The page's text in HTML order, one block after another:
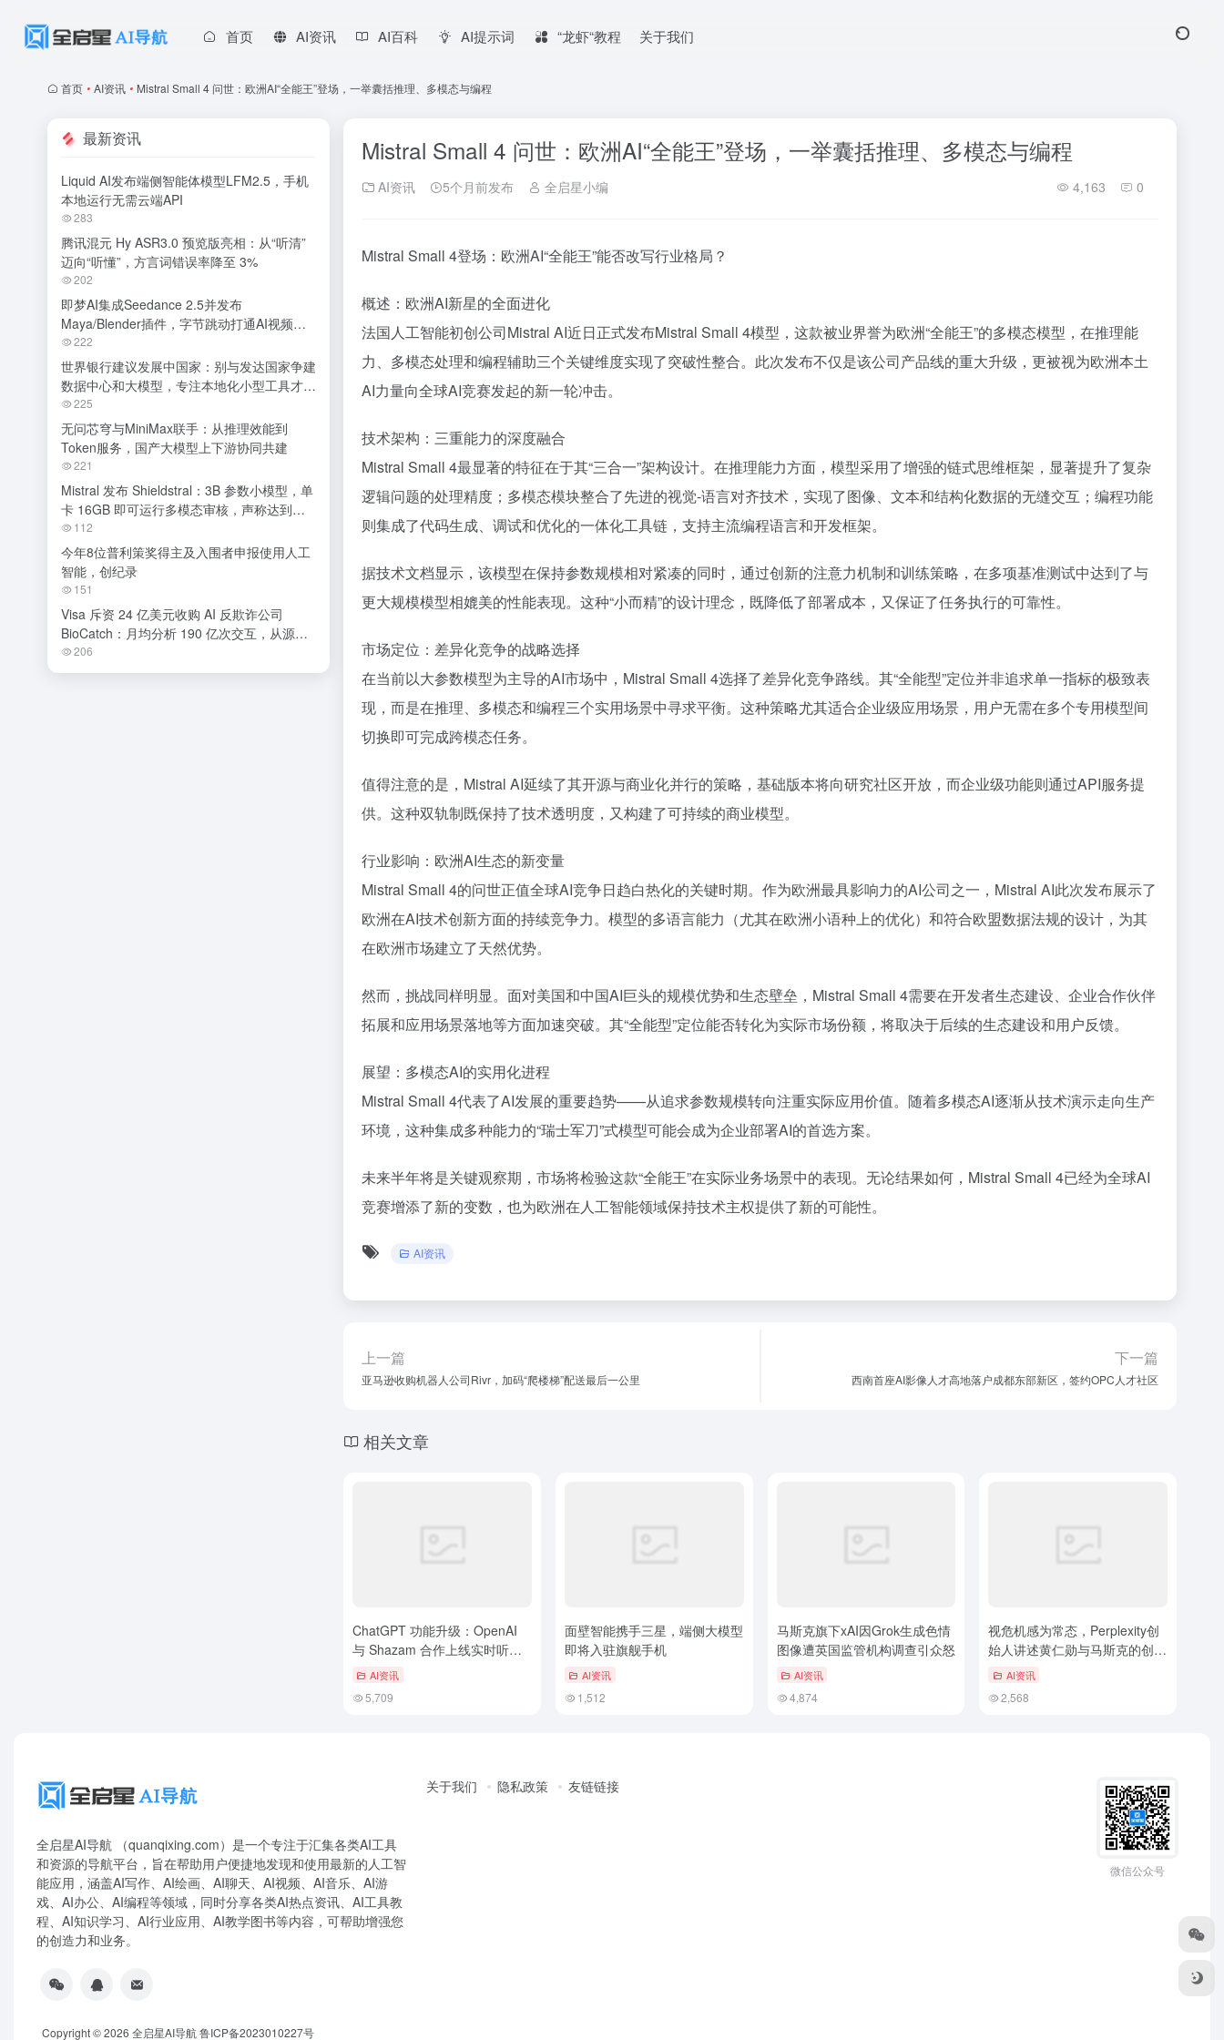
首页 AI资讯 AI百科 AI提示词 “龙虾“教程 关于我们
首页 • AI资讯 • Mistral Small 4 问世：欧洲AI“全能王”登场，一举囊括推理、多模态与编程
Mistral Small 4 问世：欧洲AI“全能王”登场，一举囊括推理、多模态与编程
AI资讯 5个月前发布 全启星小编 4,163 0
Mistral Small 4登场：欧洲AI“全能王”能否改写行业格局？
概述：欧洲AI新星的全面进化
法国人工智能初创公司Mistral AI近日正式发布Mistral Small 4模型，这款被业界誉为欧洲“全能王”的多模态模型，在推理能
力、多模态处理和编程辅助三个关键维度实现了突破性整合。此次发布不仅是该公司产品线的重大升级，更被视为欧洲本土
AI力量向全球AI竞赛发起的新一轮冲击。
技术架构：三重能力的深度融合
Mistral Small 4最显著的特征在于其“三合一”架构设计。在推理能力方面，模型采用了增强的链式思维框架，显著提升了复杂
逻辑问题的处理精度；多模态模块整合了先进的视觉-语言对齐技术，实现了图像、文本和结构化数据的无缝交互；编程功能
则集成了代码生成、调试和优化的一体化工具链，支持主流编程语言和开发框架。
据技术文档显示，该模型在保持参数规模相对紧凑的同时，通过创新的注意力机制和训练策略，在多项基准测试中达到了与
更大规模模型相媲美的性能表现。这种“小而精”的设计理念，既降低了部署成本，又保证了任务执行的可靠性。
市场定位：差异化竞争的战略选择
在当前以大参数模型为主导的AI市场中，Mistral Small 4选择了差异化竞争路线。其“全能型”定位并非追求单一指标的极致表
现，而是在推理、多模态和编程三个实用场景中寻求平衡。这种策略尤其适合企业级应用场景，用户无需在多个专用模型间
切换即可完成跨模态任务。
值得注意的是，Mistral AI延续了其开源与商业化并行的策略，基础版本将向研究社区开放，而企业级功能则通过API服务提
供。这种双轨制既保持了技术透明度，又构建了可持续的商业模型。
行业影响：欧洲AI生态的新变量
Mistral Small 4的问世正值全球AI竞争日趋白热化的关键时期。作为欧洲最具影响力的AI公司之一，Mistral AI此次发布展示了
欧洲在AI技术创新方面的持续竞争力。模型的多语言能力（尤其在欧洲小语种上的优化）和符合欧盟数据法规的设计，为其
在欧洲市场建立了天然优势。
然而，挑战同样明显。面对美国和中国AI巨头的规模优势和生态壁垒，Mistral Small 4需要在开发者生态建设、企业合作伙伴
拓展和应用场景落地等方面加速突破。其“全能型”定位能否转化为实际市场份额，将取决于后续的生态建设和用户反馈。
展望：多模态AI的实用化进程
Mistral Small 4代表了AI发展的重要趋势——从追求参数规模转向注重实际应用价值。随着多模态AI逐渐从技术演示走向生产
环境，这种集成多种能力的“瑞士军刀”式模型可能会成为企业部署AI的首选方案。
未来半年将是关键观察期，市场将检验这款“全能王”在实际业务场景中的表现。无论结果如何，Mistral Small 4已经为全球AI
竞赛增添了新的变数，也为欧洲在人工智能领域保持技术主权提供了新的可能性。
AI资讯
上一篇
亚马逊收购机器人公司Rivr，加码“爬楼梯”配送最后一公里
下一篇
西南首座AI影像人才高地落户成都东部新区，签约OPC人才社区
相关文章
ChatGPT 功能升级：OpenAI
与 Shazam 合作上线实时听歌
识曲AI资讯
5,709
面壁智能携手三星，端侧大模型
即将入驻旗舰手机
AI资讯
1,512
马斯克旗下xAI因Grok生成色情
图像遭英国监管机构调查引众怒
AI资讯
4,874
视危机感为常态，Perplexity创
始人讲述黄仁勋与马斯克的创业
课 AI资讯
2,568
最新资讯
Liquid AI发布端侧智能体模型LFM2.5，手机
本地运行无需云端API
283
腾讯混元 Hy ASR3.0 预览版亮相：从“听清”
迈向“听懂”，方言词错误率降至 3%
202
即梦AI集成Seedance 2.5并发布
Maya/Blender插件，字节跳动打通AI视频专
业创作全链路
222
世界银行建议发展中国家：别与发达国家争建
数据中心和大模型，专注本地化小型工具才是
明智之举
225
无问芯穹与MiniMax联手：从推理效能到
Token服务，国产大模型上下游协同共建
221
Mistral 发布 Shieldstral：3B 参数小模型，单
卡 16GB 即可运行多模态审核，声称达到开
源 SOTA
112
今年8位普利策奖得主及入围者申报使用人工
智能，创纪录
151
Visa 斥资 24 亿美元收购 AI 反欺诈公司
BioCatch：月均分析 190 亿次交互，从源头
阻断金融诈骗
206
全启星AI导航 （quanqixing.com）是一个专注于汇集各类AI工具
和资源的导航平台，旨在帮助用户便捷地发现和使用最新的人工智
能应用，涵盖AI写作、AI绘画、AI聊天、AI视频、AI音乐、AI游
戏、AI办公、AI编程等领域，同时分享各类AI热点资讯、AI工具教
程、AI知识学习、AI行业应用、AI教学图书等内容，可帮助增强您
的创造力和业务。
关于我们 隐私政策 友链链接
微信公众号
Copyright © 2026 全启星AI导航鲁ICP备2023010227号